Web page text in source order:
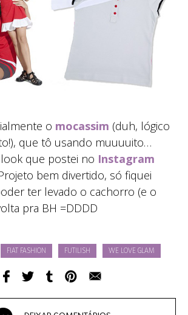
o mocassim (duh, lógico
que tô usando muuuuito…
que postei no Instagram
bem divertido, só fiquei
ter levado o cachorro (e o
pra BH =DDDD
FIAT FASHION FUTILISH WE LOVE GLAM